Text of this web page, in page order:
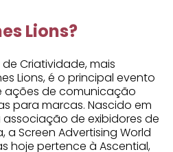
Lions?
Criatividade, mais
Lions, é o principal evento
de comunicação
para marcas. Nascido em
associação de exibidores de
Screen Advertising World
hoje pertence à Ascential,